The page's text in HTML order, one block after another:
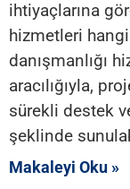
ihtiyaçlarına
hizmetleri
danışmanlığı
aracılığıyla,
sürekli destek
şeklinde
Makaleyi Oku »